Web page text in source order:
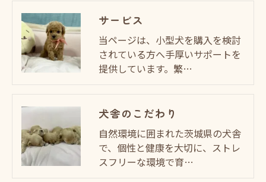
サービス
当ページは、小型犬を購入を検討
されている方へ手厚いサポートを
提供しています。繁…
犬舎のこだわり
自然環境に囲まれた茨城県の犬舎
で、個性と健康を大切に、ストレ
スフリーな環境で育…